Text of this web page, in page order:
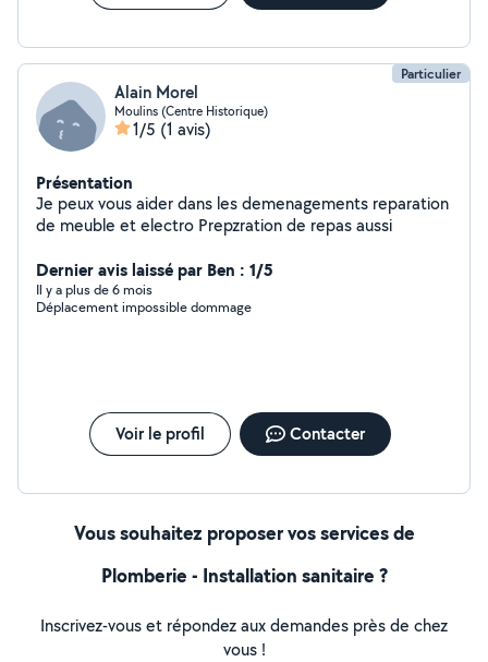
Particulier
Alain Morel
Moulins (Centre Historique)
1/5 (1 avis)
Présentation
Je peux vous aider dans les demenagements reparation
de meuble et electro Prepzration de repas aussi
Dernier avis laissé par Ben : 1/5
Il y a plus de 6 mois
Déplacement impossible dommage
Voir le profil Contacter
Vous souhaitez proposer vos services de
Plomberie - Installation sanitaire ?
Inscrivez-vous et répondez aux demandes près de chez
vous !